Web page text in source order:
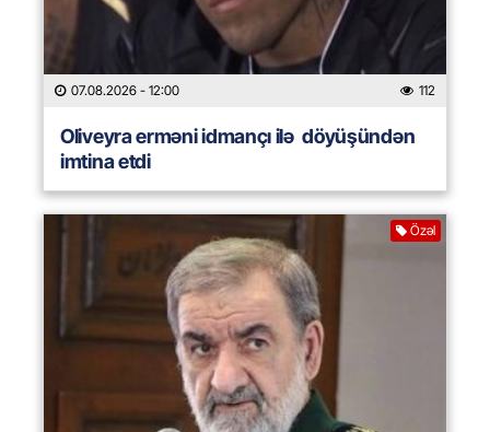
07.08.2026 - 12:00 112
Oliveyra erməni idmançı ilə döyüşündən
imtina etdi
Özəl